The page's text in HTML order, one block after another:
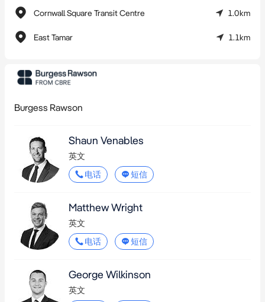
一，距离市中心仅 1.7 公里*，周边配套完善，坐拥城市公园、水
上乐园，以及丰富的超市和零售设施。
灵活未来开发潜力
广阔地块，具备永久产权，属于理想的“城市混合用途”（Urban
Cornwall Square Transit Centre 1.0km
East Tamar 1.1km
Burgess Rawson
Shaun Venables
英文
电话
短信
Matthew Wright
英文
电话
短信
George Wilkinson
英文